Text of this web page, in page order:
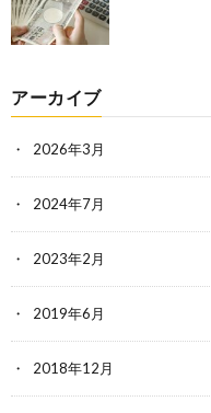
アーカイブ
2026年3月
2024年7月
2023年2月
2019年6月
2018年12月